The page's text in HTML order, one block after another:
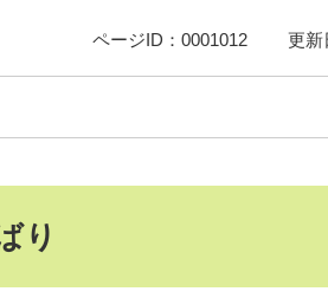
ページID：0001012 更新
り